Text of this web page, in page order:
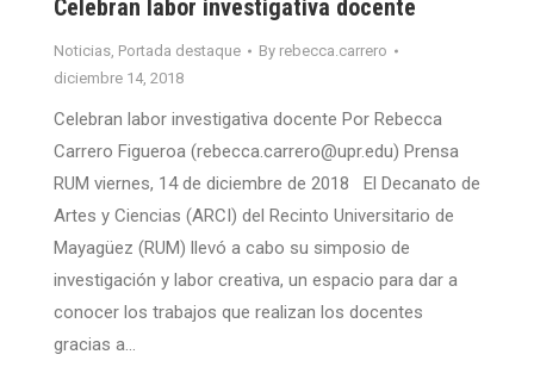
Celebran labor investigativa docente
Noticias, Portada destaque By rebecca.carrero
diciembre 14, 2018
Celebran labor investigativa docente Por Rebecca
Carrero Figueroa (rebecca.carrero@upr.edu) Prensa
RUM viernes, 14 de diciembre de 2018 El Decanato de
Artes y Ciencias (ARCI) del Recinto Universitario de
Mayagüez (RUM) llevó a cabo su simposio de
investigación y labor creativa, un espacio para dar a
conocer los trabajos que realizan los docentes
gracias a…